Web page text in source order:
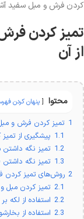
کردن فرش و مبل سفید
تمیز کردن
از آن
محتوا پنهان کردن
1 تمیز کردن فرش و
1.1 پیشگیری از
1.2 تمیز نگه داشتن
1.3 تمیز نگه داشتن
2 روش‌های تمیز کردن
2.1 تمیز کردن مبل
2.2 استفاده از
2.3 استفاده از بخارشو